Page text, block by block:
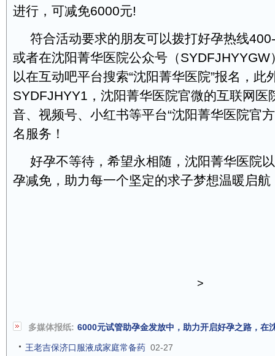
进行，可减免6000元!
符合活动要求的朋友可以拨打好孕热线
或者在沈阳菁华医院公众号（SYDFJHYYGW
以在互动吧平台搜索“沈阳菁华医院”报名，此
SYDFJHYY1，沈阳菁华医院官微的互联网医
音、视频号、小红书等平台“沈阳菁华医院官
名服务！
好孕不等待，希望永相随，沈阳菁华医院
孕减免，助力每一个坚定的求子梦想温暖启航
>
多媒体报纸: 6000元试管助孕金发放中，助力开启好孕之路，在
王老吉保济口服液成家庭常备药 02-27